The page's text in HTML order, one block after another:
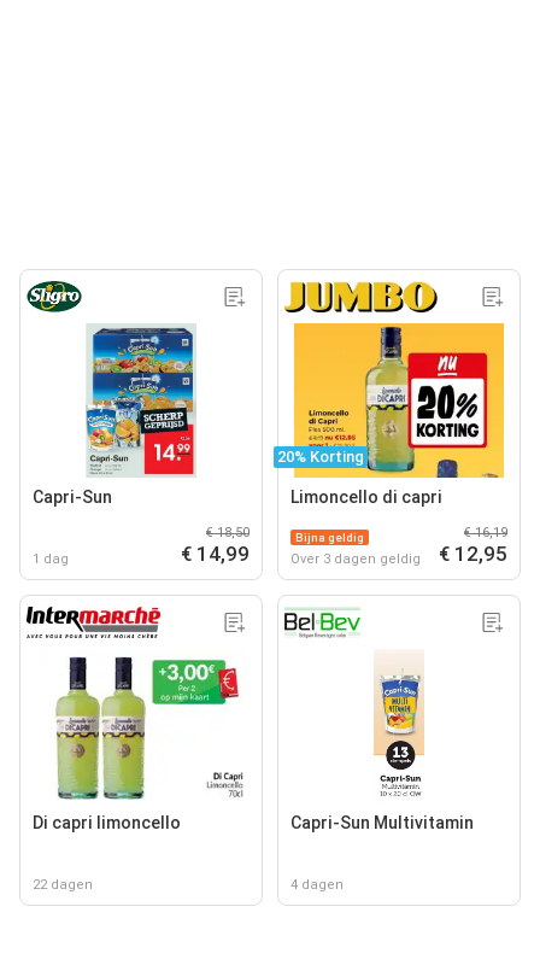
Capri-Sun
1 dag
€ 18,50
€ 14,99
20% Korting
Limoncello di capri
Bijna geldig
Over 3 dagen geldig
€ 16,19
€ 12,95
Di capri limoncello
22 dagen
Capri-Sun Multivitamin
4 dagen